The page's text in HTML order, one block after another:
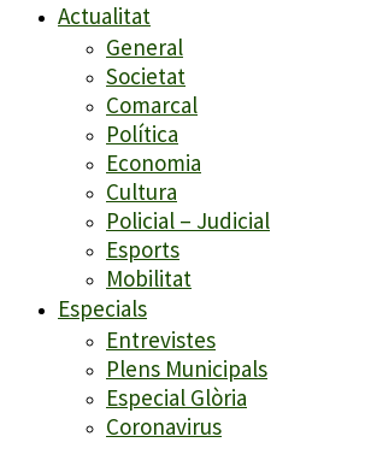
Actualitat
General
Societat
Comarcal
Política
Economia
Cultura
Policial – Judicial
Esports
Mobilitat
Especials
Entrevistes
Plens Municipals
Especial Glòria
Coronavirus